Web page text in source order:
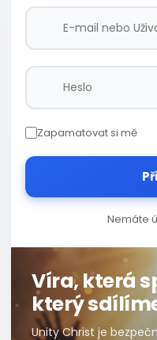
Zapamatovat si mě
Nemáte
Víra, která
který
Unity Christ je